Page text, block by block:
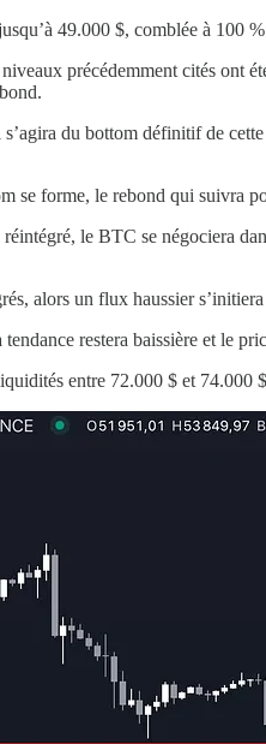
49.000 $, comblée à 100
précédemment cités ont
du bottom définitif de
se forme, le rebond qui suivra
réintégré, le BTC se négociera
alors un flux haussier
restera baissière et le
entre 72.000 $ et 74.000